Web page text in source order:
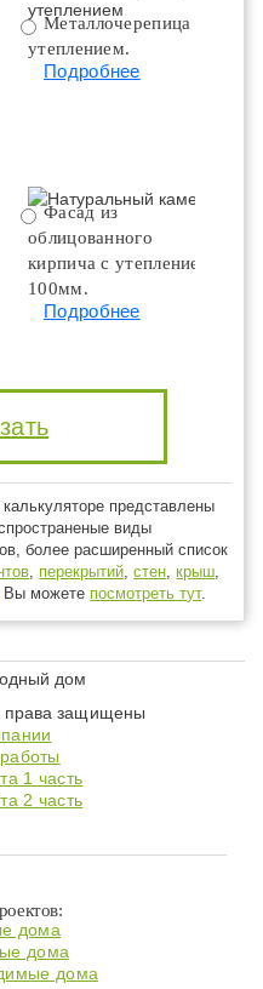
Металлочерепица с
утеплением.
Подробнее
Фасад из
облицованного
кирпича с утеплением
100мм.
Подробнее
представлены
виды
более расширенный список
, перекрытий,стен,крыш,
Вы можете посмотреть тут.
права защищены
1 часть
2 часть
дома
дома
дома